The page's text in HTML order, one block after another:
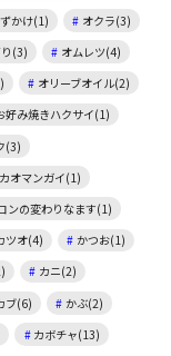
かけ(1)
オクラ(3)
(3)
オムレツ(4)
オリーブオイル(2)
好み焼きハクサイ(1)
(3)
カオマンガイ(1)
ンの変わりなます(1)
ツオ(4)
かつお(1)
カニ(2)
ブ(6)
かぶ(2)
カボチャ(13)